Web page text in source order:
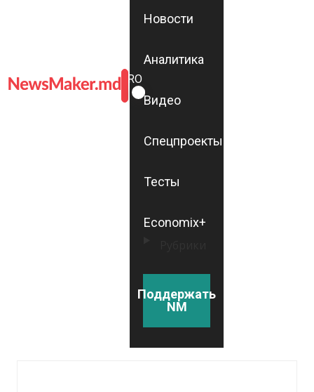
ROMÂNĂ
RU
Новости
Аналитика
Видео
Спецпроекты
Тесты
Economix+
Поддержать
NM